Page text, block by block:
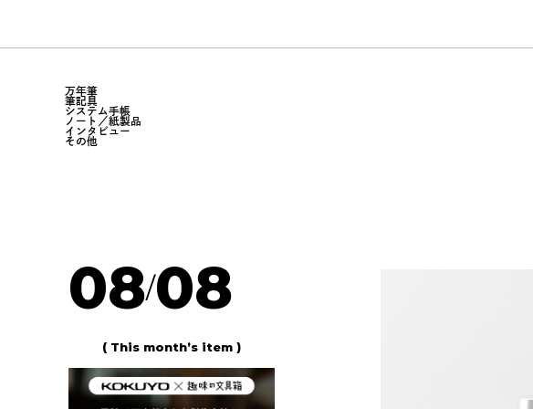
万年筆
筆記具
システム手帳
ノート／紙製品
インタビュー
その他
08/08
( This month’s item )